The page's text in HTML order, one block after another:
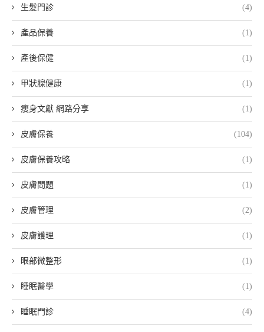
生髮門診 (4)
產品保養 (1)
產後保健 (1)
甲狀腺健康 (1)
瘦身文獻 網路分享 (1)
皮膚保養 (104)
皮膚保養攻略 (1)
皮膚問題 (1)
皮膚管理 (2)
皮膚護理 (1)
眼部微整形 (1)
睡眠醫學 (1)
睡眠門診 (4)